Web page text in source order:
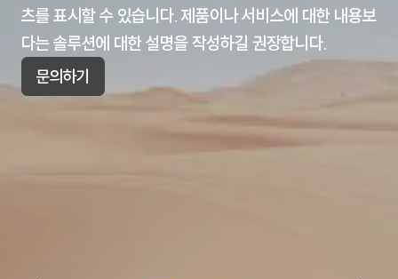
츠를 표시할 수 있습니다. 제품이나 서비스에 대한 내용보
다는 솔루션에 대한 설명을 작성하길 권장합니다.
문의하기